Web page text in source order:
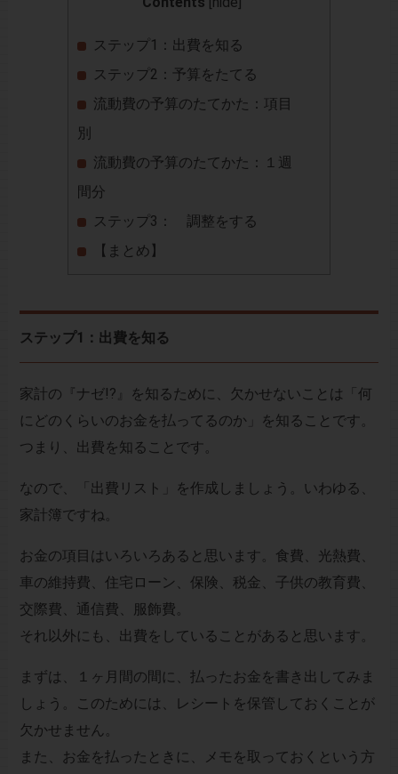
ステップ1：出費を知る
ステップ2：予算をたてる
流動費の予算のたてかた：項目
別
流動費の予算のたてかた：１週
間分
ステップ3： 調整をする
【まとめ】
ステップ1：出費を知る
家計の『ナゼ!?』を知るために、欠かせないことは「何
にどのくらいのお金を払ってるのか」を知ることです。
つまり、出費を知ることです。
なので、「出費リスト」を作成しましょう。いわゆる、
家計簿ですね。
お金の項目はいろいろあると思います。食費、光熱費、
車の維持費、住宅ローン、保険、税金、子供の教育費、
交際費、通信費、服飾費。
それ以外にも、出費をしていることがあると思います。
まずは、１ヶ月間の間に、払ったお金を書き出してみま
しょう。このためには、レシートを保管しておくことが
欠かせません。
また、お金を払ったときに、メモを取っておくという方